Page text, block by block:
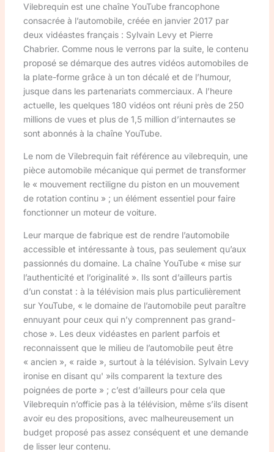
Vilebrequin est une chaîne YouTube francophone
consacrée à l’automobile, créée en janvier 2017 par
deux vidéastes français : Sylvain Levy et Pierre
Chabrier. Comme nous le verrons par la suite, le contenu
proposé se démarque des autres vidéos automobiles de
la plate-forme grâce à un ton décalé et de l’humour,
jusque dans les partenariats commerciaux. A l’heure
actuelle, les quelques 180 vidéos ont réuni près de 250
millions de vues et plus de 1,5 million d’internautes se
sont abonnés à la chaîne YouTube.
Le nom de Vilebrequin fait référence au vilebrequin, une
pièce automobile mécanique qui permet de transformer
le « mouvement rectiligne du piston en un mouvement
de rotation continu » ; un élément essentiel pour faire
fonctionner un moteur de voiture.
Leur marque de fabrique est de rendre l’automobile
accessible et intéressante à tous, pas seulement qu’aux
passionnés du domaine. La chaîne YouTube « mise sur
l’authenticité et l’originalité ». Ils sont d’ailleurs partis
d’un constat : à la télévision mais plus particulièrement
sur YouTube, « le domaine de l’automobile peut paraître
ennuyant pour ceux qui n’y comprennent pas grand-
chose ». Les deux vidéastes en parlent parfois et
reconnaissent que le milieu de l’automobile peut être
« ancien », « raide », surtout à la télévision. Sylvain Levy
ironise en disant qu' »ils comparent la texture des
poignées de porte » ; c’est d’ailleurs pour cela que
Vilebrequin n’officie pas à la télévision, même s’ils disent
avoir eu des propositions, avec malheureusement un
budget proposé pas assez conséquent et une demande
de lisser leur contenu.